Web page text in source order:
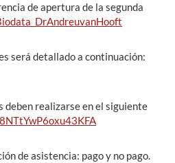
de apertura de la segunda
será detallado a continuación:
deben realizarse en el siguiente
de asistencia: pago y no pago.